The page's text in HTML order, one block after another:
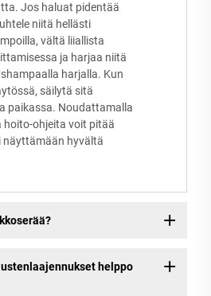
Jos haluat pidentää
niitä hellästi
vältä liiallista
ja harjaa niitä
harjalla. Kun
säilytä sitä
paikassa. Noudattamalla
hoito-ohjeita voit pitää
näyttämään hyvältä
helppo